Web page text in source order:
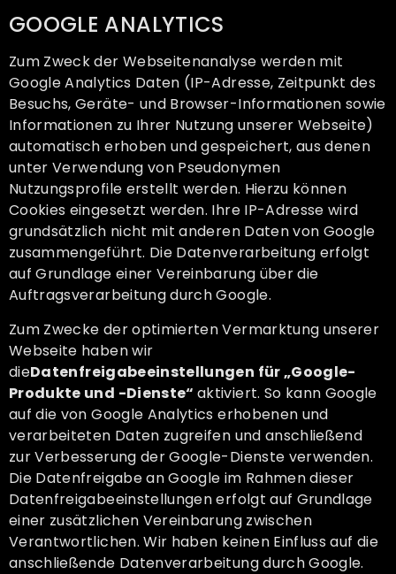
GOOGLE ANALYTICS
Zum Zweck der Webseitenanalyse werden mit
Google Analytics Daten (IP-Adresse, Zeitpunkt des
Besuchs, Geräte- und Browser-Informationen sowie
Informationen zu Ihrer Nutzung unserer Webseite)
automatisch erhoben und gespeichert, aus denen
unter Verwendung von Pseudonymen
Nutzungsprofile erstellt werden. Hierzu können
Cookies eingesetzt werden. Ihre IP-Adresse wird
grundsätzlich nicht mit anderen Daten von Google
zusammengeführt. Die Datenverarbeitung erfolgt
auf Grundlage einer Vereinbarung über die
Auftragsverarbeitung durch Google.
Zum Zwecke der optimierten Vermarktung unserer
Webseite haben wir
dieDatenfreigabeeinstellungen für „Google-
Produkte und -Dienste“aktiviert. So kann Google
auf die von Google Analytics erhobenen und
verarbeiteten Daten zugreifen und anschließend
zur Verbesserung der Google-Dienste verwenden.
Die Datenfreigabe an Google im Rahmen dieser
Datenfreigabeeinstellungen erfolgt auf Grundlage
einer zusätzlichen Vereinbarung zwischen
Verantwortlichen. Wir haben keinen Einfluss auf die
anschließende Datenverarbeitung durch Google.